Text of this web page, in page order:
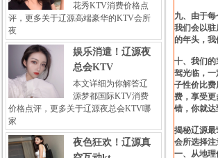
花秀KTV消费价格点
评，更多关于辽源高端豪华的KTV会所
夜
娱乐消遣！辽源夜
总会KTV
本文详细为你解答辽
源梦都国际KTV消费
价格点评，更多关于辽源夜总会KTV哪
家
夜色狂欢！辽源真
九、由于
我们会以
的年头，
十、我们
驾光临，
子性价比
费，享受
错，你就
揭秘辽源
会所选择注
一、从地